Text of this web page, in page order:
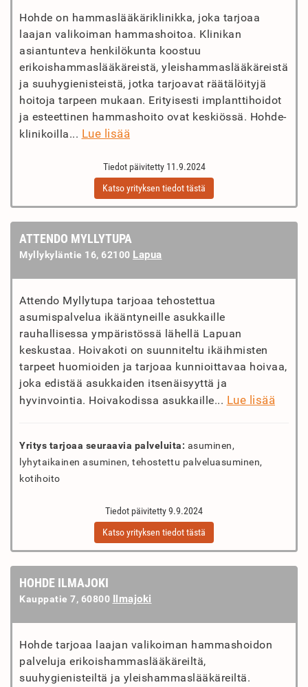
Hohde on hammaslääkäriklinikka, joka tarjoaa
laajan valikoiman hammashoitoa. Klinikan
asiantunteva henkilökunta koostuu
erikoishammaslääkäreistä, yleishammaslääkäreistä
ja suuhygienisteistä, jotka tarjoavat räätälöityjä
hoitoja tarpeen mukaan. Erityisesti implanttihoidot
ja esteettinen hammashoito ovat keskiössä. Hohde-
klinikoilla... Lue lisää
Tiedot päivitetty 11.9.2024
Katso yrityksen tiedot tästä
ATTENDO MYLLYTUPA
Myllykyläntie 16, 62100 Lapua
Attendo Myllytupa tarjoaa tehostettua
asumispalvelua ikääntyneille asukkaille
rauhallisessa ympäristössä lähellä Lapuan
keskustaa. Hoivakoti on suunniteltu ikäihmisten
tarpeet huomioiden ja tarjoaa kunnioittavaa hoivaa,
joka edistää asukkaiden itsenäisyyttä ja
hyvinvointia. Hoivakodissa asukkaille... Lue lisää
Yritys tarjoaa seuraavia palveluita: asuminen,
lyhytaikainen asuminen, tehostettu palveluasuminen,
kotihoito
Tiedot päivitetty 9.9.2024
Katso yrityksen tiedot tästä
HOHDE ILMAJOKI
Kauppatie 7, 60800 Ilmajoki
Hohde tarjoaa laajan valikoiman hammashoidon
palveluja erikoishammaslääkäreiltä,
suuhygienisteiltä ja yleishammaslääkäreiltä.